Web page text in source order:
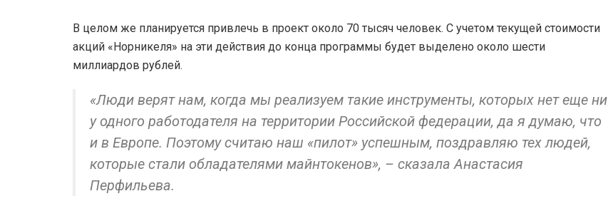
В целом же планируется привлечь в проект около 70 тысяч человек. С учетом текущей стоимости
акций «Норникеля» на эти действия до конца программы будет выделено около шести
миллиардов рублей.
«Люди верят нам, когда мы реализуем такие инструменты, которых нет еще ни
у одного работодателя на территории Российской федерации, да я думаю, что
и в Европе. Поэтому считаю наш «пилот» успешным, поздравляю тех людей,
которые стали обладателями майнтокенов», – сказала Анастасия
Перфильева.